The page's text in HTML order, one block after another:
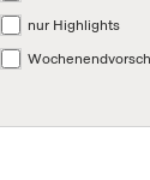
nur Highlights